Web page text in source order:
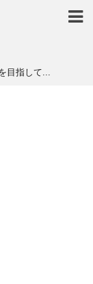
目指して...